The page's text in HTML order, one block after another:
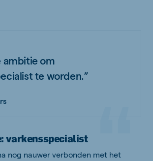
ambitie om
te worden.”
varkensspecialist
nog nauwer verbonden met het